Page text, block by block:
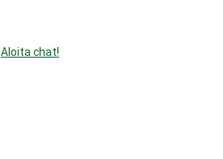
Aloita chat!